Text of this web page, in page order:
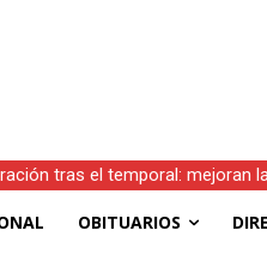
tras el temporal:
OBITUARIOS